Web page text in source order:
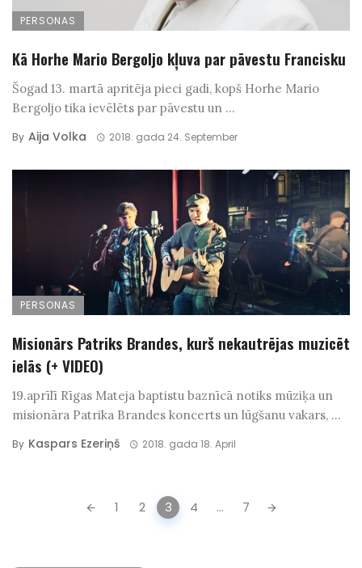
PERSONAS
Kā Horhe Mario Bergoljo kļuva par pāvestu Francisku
Šogad 13. martā apritēja pieci gadi, kopš Horhe Mario
Bergoljo tika ievēlēts par pāvestu un ...
By Aija Volka 2018. gada 24. September
PERSONAS
Misionārs Patriks Brandes, kurš nekautrējas muzicēt
ielās (+ VIDEO)
19.aprīlī Rīgas Mateja baptistu baznīcā notiks mūziķa un
misionāra Patrika Brandes koncerts un lūgšanu vakars, ...
By Kaspars Ezeriņš 2018. gada 18. April
1 2 3 4 ... 7